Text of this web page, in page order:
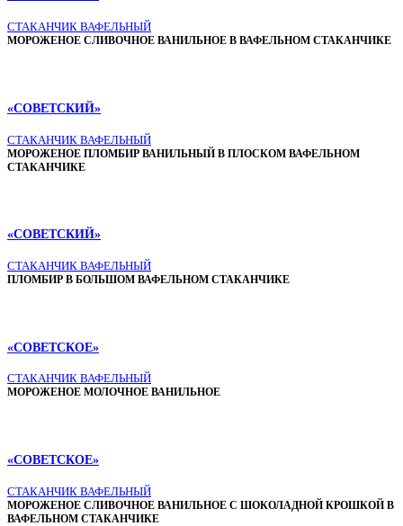
СТАКАНЧИК ВАФЕЛЬНЫЙ
МОРОЖЕНОЕ СЛИВОЧНОЕ ВАНИЛЬНОЕ В ВАФЕЛЬНОМ СТАКАНЧИКЕ
«СОВЕТСКИЙ»
СТАКАНЧИК ВАФЕЛЬНЫЙ
МОРОЖЕНОЕ ПЛОМБИР ВАНИЛЬНЫЙ В ПЛОСКОМ ВАФЕЛЬНОМ
СТАКАНЧИКЕ
«СОВЕТСКИЙ»
СТАКАНЧИК ВАФЕЛЬНЫЙ
ПЛОМБИР В БОЛЬШОМ ВАФЕЛЬНОМ СТАКАНЧИКЕ
«СОВЕТСКОЕ»
СТАКАНЧИК ВАФЕЛЬНЫЙ
МОРОЖЕНОЕ МОЛОЧНОЕ ВАНИЛЬНОЕ
«СОВЕТСКОЕ»
СТАКАНЧИК ВАФЕЛЬНЫЙ
МОРОЖЕНОЕ СЛИВОЧНОЕ ВАНИЛЬНОЕ С ШОКОЛАДНОЙ КРОШКОЙ В
ВАФЕЛЬНОМ СТАКАНЧИКЕ